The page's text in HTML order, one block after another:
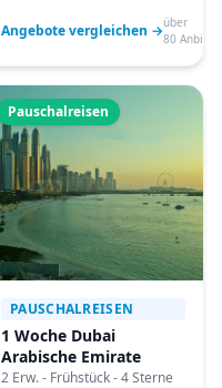
Angebote vergleichen →über
80
Pauschalreisen
PAUSCHALREISEN
1 Woche Dubai
Arabische Emirate
2 Erw. - Frühstück - 4 Sterne